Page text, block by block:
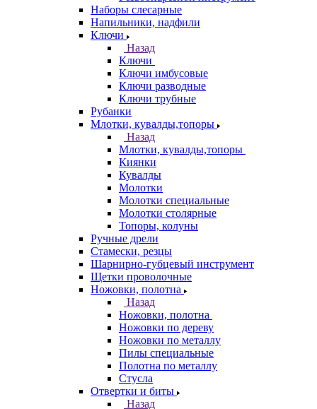
Наборы слесарные
Напильники, надфили
Ключи
Назад
Ключи
Ключи имбусовые
Ключи разводные
Ключи трубные
Рубанки
Млотки, кувалды,топоры
Назад
Млотки, кувалды,топоры
Киянки
Кувалды
Молотки
Молотки специальные
Молотки столярные
Топоры, колуны
Ручные дрели
Стамески, резцы
Шарнирно-губцевый инструмент
Щетки проволочные
Ножовки, полотна
Назад
Ножовки, полотна
Ножовки по дереву
Ножовки по металлу
Пилы специальные
Полотна по металлу
Стусла
Отвертки и биты
Назад